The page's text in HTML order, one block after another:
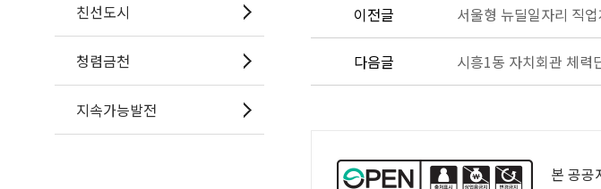
친선도시
청렴금천
지속가능발전
이전글 서울형 뉴딜일자리 직
다음글 시흥1동 자치회관 체력
본 공공